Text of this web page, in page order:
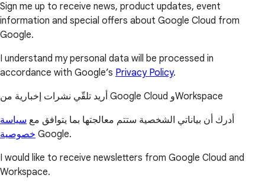
Sign me up to receive news, product updates, event
information and special offers about Google Cloud from
Google.
I understand my personal data will be processed in
accordance with Google’s Privacy Policy.
أريد تلقّي نشرات إخبارية من Google Cloud وWorkspace
أدرك أن بياناتي الشخصية ستتم معالجتها بما يتوافق مع سياسة
خصوصية Google.
I would like to receive newsletters from Google Cloud and
Workspace.